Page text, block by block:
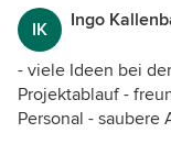
denen Creo die
Küchen
IK Ingo
- viele Ideen bei
Projektablauf -
Personal -